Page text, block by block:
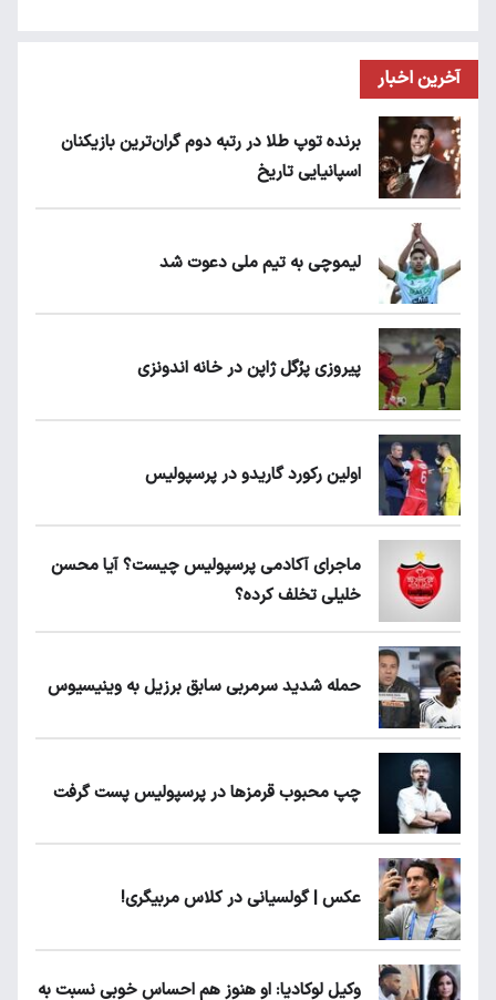
آخرین اخبار
برنده توپ طلا در رتبه دوم گران‌ترین بازیکنان
اسپانیایی تاریخ
لیموچی به تیم ملی دعوت شد
پیروزی پرُگل ژاپن در خانه اندونزی
اولین رکورد گاریدو در پرسپولیس
ماجرای آکادمی پرسپولیس چیست؟ آیا محسن
خلیلی تخلف کرده؟
حمله شدید سرمربی سابق برزیل به وینیسیوس
چپ محبوب قرمزها در پرسپولیس پست گرفت
عکس | گولسیانی در کلاس مربیگری!
وکیل لوکادیا: او هنوز هم احساس خوبی نسبت به